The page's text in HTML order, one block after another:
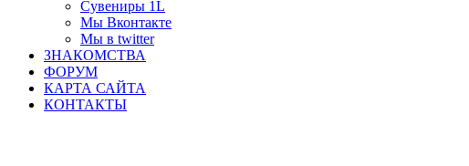
Сувениры 1L
Мы Вконтакте
Мы в twitter
ЗНАКОМСТВА
ФОРУМ
КАРТА САЙТА
КОНТАКТЫ